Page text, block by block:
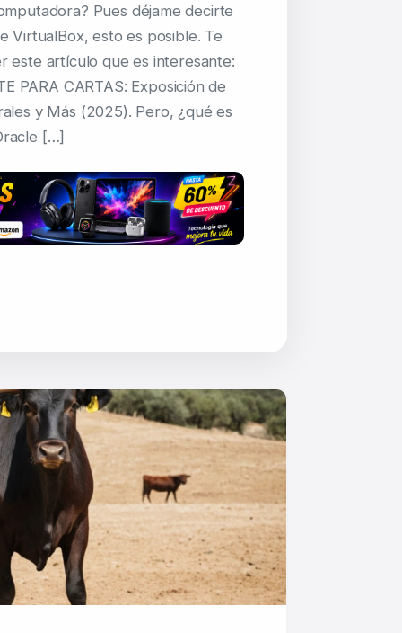
Pues déjame decirte
VirtualBox, esto es posible. Te
este artículo que es interesante:
PARA CARTAS: Exposición de
y Más (2025). Pero, ¿qué es
[…]